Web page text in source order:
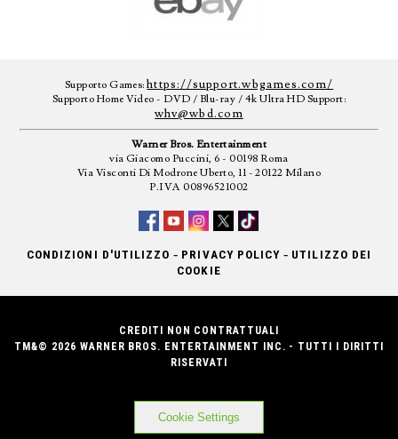
Supporto Games:https://support.wbgames.com/
Supporto Home Video - DVD / Blu-ray / 4k Ultra HD Support:
whv@wbd.com
Warner Bros. Entertainment
via Giacomo Puccini, 6 - 00198 Roma
Via Visconti Di Modrone Uberto, 11 - 20122 Milano
P.IVA 00896521002
CONDIZIONI D'UTILIZZO - PRIVACY POLICY - UTILIZZO DEI
COOKIE
CREDITI NON CONTRATTUALI
TM&© 2026 WARNER BROS. ENTERTAINMENT INC. - TUTTI I DIRITTI
RISERVATI
Cookie Settings